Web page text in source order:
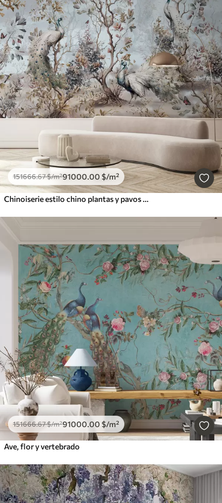
151666.67$/m²91000.00 $/m²
Chinoiserie estilo chino plantas y pavos reales
151666.67$/m²91000.00 $/m²
Ave, flor y vertebrado